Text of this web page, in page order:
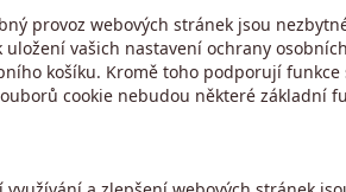
dat není možný. Hodnota
-